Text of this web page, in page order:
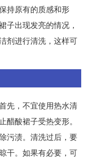
持原有的质感和形
子出现发亮的情况，
剂进行清洗，这样可
先，不宜使用热水清
酸裙子受热变形。
污渍。清洗过后，要
干。如果有必要，可